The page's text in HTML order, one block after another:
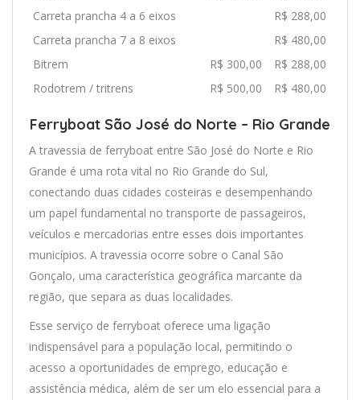
Carreta prancha 4 a 6 eixos
R$ 288,00
Carreta prancha 7 a 8 eixos
R$ 480,00
Bitrem
R$ 300,00
R$ 288,00
Rodotrem / tritrens
R$ 500,00 R$ 480,00
Ferryboat São José do Norte – Rio Grande
A travessia de ferryboat entre São José do Norte e Rio
Grande é uma rota vital no Rio Grande do Sul,
conectando duas cidades costeiras e desempenhando
um papel fundamental no transporte de passageiros,
veículos e mercadorias entre esses dois importantes
municípios. A travessia ocorre sobre o Canal São
Gonçalo, uma característica geográfica marcante da
região, que separa as duas localidades.
Esse serviço de ferryboat oferece uma ligação
indispensável para a população local, permitindo o
acesso a oportunidades de emprego, educação e
assistência médica, além de ser um elo essencial para a